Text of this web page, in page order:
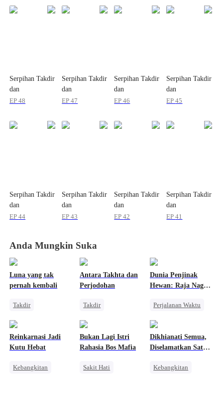
Serpihan Takdir
dan
Pengkhianatan
EP48
Serpihan Takdir
dan
Pengkhianatan
EP47
Serpihan Takdir
dan
Pengkhianatan
EP46
Serpihan Takdir
dan
Pengkhianatan
EP45
Serpihan Takdir
dan
Pengkhianatan
EP44
Serpihan Takdir
dan
Pengkhianatan
EP43
Serpihan Takdir
dan
Pengkhianatan
EP42
Serpihan Takdir
dan
Pengkhianatan
EP41
Anda Mungkin Suka
Luna yang tak
pernah kembali
Takdir
Pembalasan
Antara Takhta dan
Perjodohan
Takdir
Wanita Kuat
Pembalasan
Dunia Penjinak
Hewan: Raja Naga
Perjalanan Waktu
Anime
Reinkarnasi Jadi
Kutu Hebat
Kebangkitan
Bukan Lagi Istri
Rahasia Bos Mafia
Sakit Hati
Dikhianati Semua,
Diselamatkan Satu
Kebangkitan